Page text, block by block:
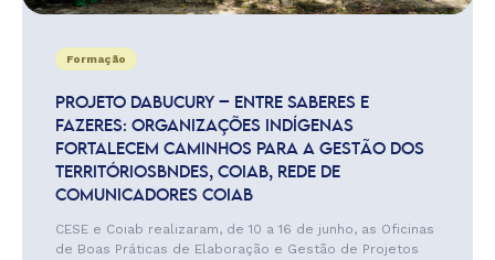
Formação
PROJETO DABUCURY – ENTRE SABERES E
FAZERES: ORGANIZAÇÕES INDÍGENAS
FORTALECEM CAMINHOS PARA A GESTÃO DOS
TERRITÓRIOSBNDES, COIAB, REDE DE
COMUNICADORES COIAB
CESE e Coiab realizaram, de 10 a 16 de junho, as Oficinas
de Boas Práticas de Elaboração e Gestão de Projetos